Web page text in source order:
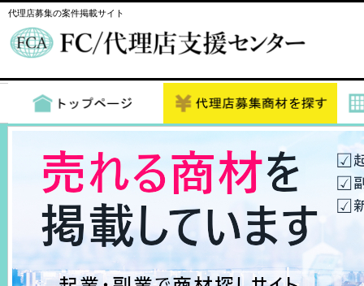
代理店募集の案件掲載サイト